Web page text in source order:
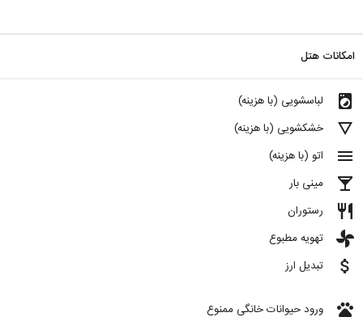
امکانات هتل
local_laundry_service لباسشویی (با هزینه)
details خشکشویی (با هزینه)
menu اتو (با هزینه)
local_bar مینی بار
restaurant رستوران
toys تهویه مطبوع
attach_money تبدیل ارز
pets ورود حیوانات خانگی ممنوع